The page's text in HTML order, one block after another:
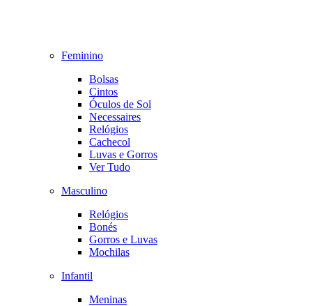
Feminino
Bolsas
Cintos
Óculos de Sol
Necessaires
Relógios
Cachecol
Luvas e Gorros
Ver Tudo
Masculino
Relógios
Bonés
Gorros e Luvas
Mochilas
Infantil
Meninas